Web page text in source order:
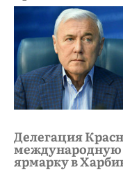
Делегация
международную
ярмарку в